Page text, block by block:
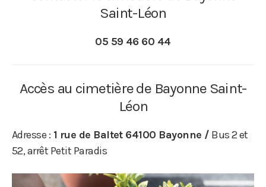
Saint-Léon
05 59 46 60 44
Accès au cimetière de Bayonne Saint-
Léon
Adresse : 1 rue de Baltet 64100 Bayonne / Bus 2 et
52, arrêt Petit Paradis